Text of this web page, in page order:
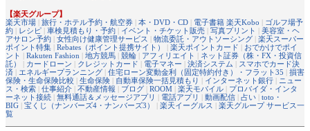
【楽天グループ】
楽天市場 | 旅行・ホテル予約・航空券 | 本・DVD・CD | 電子書籍 楽天Kobo | ゴルフ場予
約 | レシピ | 車検見積もり・予約 | イベント・チケット販売 | 写真プリント | 美容室・ヘ
アサロン予約 | 女性向け健康管理サービス | 物流委託・アウトソーシング | 楽天スーパー
ポイント特集 | Rebates（ポイント提携サイト） | 楽天ポイントカード | おでかけでポイ
ント | Rakuten Fashion | 地方競馬 | 競輪 | アフィリエイト | ネット証券（株・FX・投資信
託）
| カードローン | クレジットカード | 電子マネー | 決済システム | スマホでカード決
済 | エネルギープランニング | 住宅ローン変動金利（固定特約付き）・フラット35 | 損害
保険・生命保険比較 | 生命保険 | 自動車保険一括見積もり | インターネット銀行 | ニュー
ス・検索 | 仕事紹介 | 不動産情報 | ブログ | ROOM | 楽天モバイル | プロバイダ・インタ
ーネット接続 | 無料通話＆メッセージアプリ | 電話アプリ | 動画配信 | 占い | toto・
BIG | 宝くじ（ナンバーズ4・ナンバーズ3） | 楽天イーグルス | 楽天グループ サービス一
覧